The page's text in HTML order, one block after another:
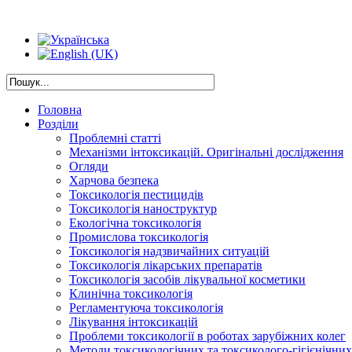
Головна
Розділи
Проблемні статті
Механізми інтоксикацій. Оригінальні дослідження
Огляди
Харчова безпека
Токсикологія пестицидів
Токсикологія наноструктур
Екологічна токсикологія
Промислова токсикологія
Токсикологія надзвичайних ситуацій
Токсикологія лікарських препаратів
Токсикологія засобів лікувальної косметики
Клинічна токсикологія
Регламентуюча токсикологія
Лікування інтоксикацій
Проблеми токсикології в роботах зарубіжних колег